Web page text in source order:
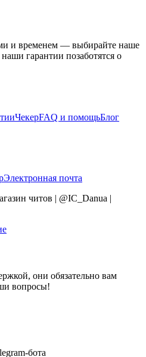
и временем — выбирайте наше
гарантии позаботятся о
ЧекерFAQ и помощьБлог
Электронная почта
читов | @IC_Danua |
они обязательно вам
вопросы!
бота